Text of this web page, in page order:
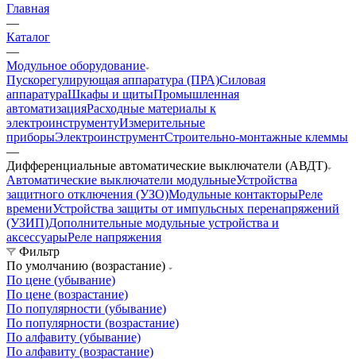
Главная
—
Каталог
—
Модульное оборудование
Пускорегулирующая аппаратура (ПРА)Силовая
аппаратураШкафы и щитыПромышленная
автоматизацияРасходные материалы к
электроинструментуИзмерительные
приборыЭлектроинструментСтроительно-монтажные клеммы
—
Дифференциальные автоматические выключатели (АВДТ)
Автоматические выключатели модульныеУстройства
защитного отключения (УЗО)Модульные контакторыРеле
времениУстройства защиты от импульсных перенапряжений
(УЗИП)Дополнительные модульные устройства и
аксессуарыРеле напряжения
Фильтр
По умолчанию (возрастание)
По цене (убывание)
По цене (возрастание)
По популярности (убывание)
По популярности (возрастание)
По алфавиту (убывание)
По алфавиту (возрастание)